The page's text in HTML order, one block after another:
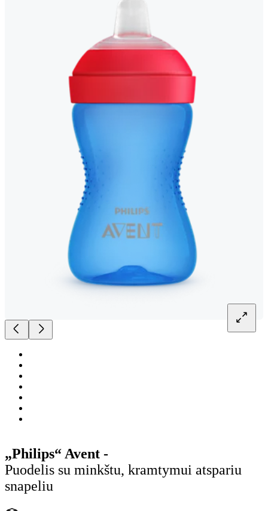
„Philips“ Avent -
Puodelis su minkštu, kramtymui atspariu
snapeliu